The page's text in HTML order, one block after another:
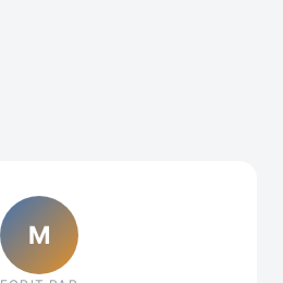
M